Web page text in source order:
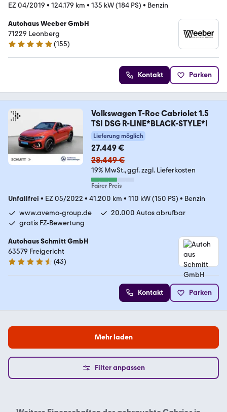
EZ 04/2019 • 124.179 km • 135 kW (184 PS) • Benzin
Autohaus Weeber GmbH
71229 Leonberg
4.9 Sterne
(155)
Kontakt Parken
Volkswagen T-Roc Cabriolet 1.5
TSI DSG R-LINE*BLACK-STYLE*I
Lieferung möglich
27.449 €
28.449 €
19% MwSt. ggf. zzgl. Lieferkosten
Fairer Preis
Unfallfrei • EZ 05/2022 • 41.200 km • 110 kW (150 PS) • Benzin
www.avemo-group.de
20.000 Autos abrufbar
gratis FZ-Bewertung
Autohaus Schmitt GmbH
63579 Freigericht
4.7 Sterne
(43)
Kontakt Parken
Mehr laden
Filter anpassen